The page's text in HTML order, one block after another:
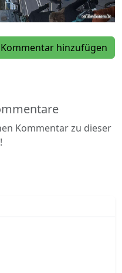
Kommentar hinzufügen
Kommentar zu dieser